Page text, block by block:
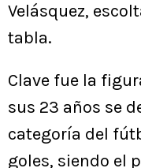
Velásquez,
tabla.
Clave fue la
sus 23 años se
categoría del
goles, siendo el